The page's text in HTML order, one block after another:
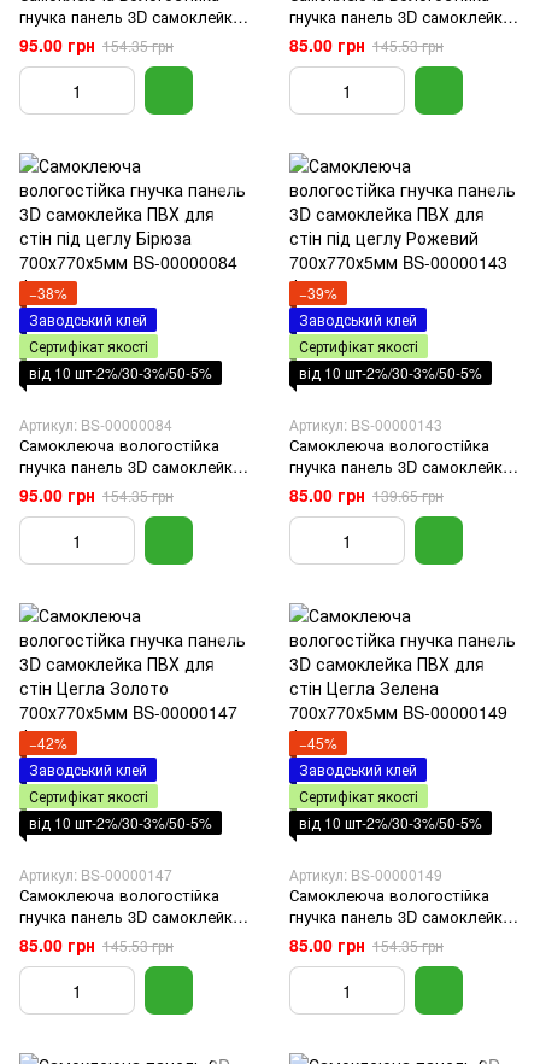
гнучка панель 3D самоклейка
ПВХ для стін під цеглу Біла
700х770х5мм
95.00 грн 154.35 грн
гнучка панель 3D самоклейка
ПВХ для стін під цеглу Жовта
700x770x5мм
85.00 грн 145.53 грн
−38%
Заводський клей
Сертифікат якості
від 10 шт-2%/30-3%/50-5%
Артикул: BS-00000084
Самоклеюча вологостійка
гнучка панель 3D самоклейка
ПВХ для стін під цеглу Бірюза
700х770х5мм
95.00 грн 154.35 грн
−39%
Заводський клей
Сертифікат якості
від 10 шт-2%/30-3%/50-5%
Артикул: BS-00000143
Самоклеюча вологостійка
гнучка панель 3D самоклейка
ПВХ для стін під цеглу
Рожевий 700х770х5мм
85.00 грн 139.65 грн
−42%
Заводський клей
Сертифікат якості
від 10 шт-2%/30-3%/50-5%
Артикул: BS-00000147
Самоклеюча вологостійка
гнучка панель 3D самоклейка
ПВХ для стін Цегла Золото
700x770x5мм
85.00 грн 145.53 грн
−45%
Заводський клей
Сертифікат якості
від 10 шт-2%/30-3%/50-5%
Артикул: BS-00000149
Самоклеюча вологостійка
гнучка панель 3D самоклейка
ПВХ для стін Цегла Зелена
700x770x5мм
85.00 грн 154.35 грн